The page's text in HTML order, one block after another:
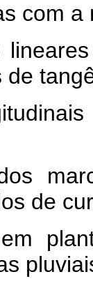
com
de